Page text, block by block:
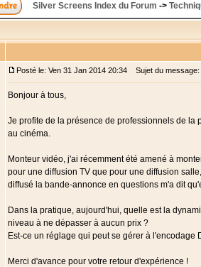
Silver Screens Index du Forum ->
Posté le: Ven 31 Jan 2014 20:34 Sujet du message:
Bonjour à tous,
Je profite de la présence de professionnels de la
au cinéma.
Monteur vidéo, j'ai récemment été amené à
pour une diffusion TV que pour une diffusion
diffusé la bande-annonce en questions m'a dit
Dans la pratique, aujourd'hui, quelle est la
niveau à ne dépasser à aucun prix ?
Est-ce un réglage qui peut se gérer à
Merci d'avance pour votre retour d'expérience !